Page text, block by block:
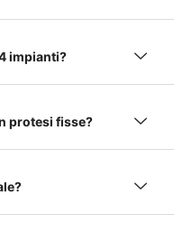
impianti?
protesi fisse?